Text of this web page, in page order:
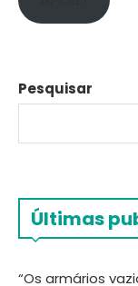
Pesquisar
Últimas
“Os armários